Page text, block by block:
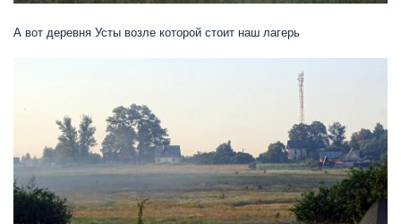
А вот деревня Усты возле которой стоит наш лагерь